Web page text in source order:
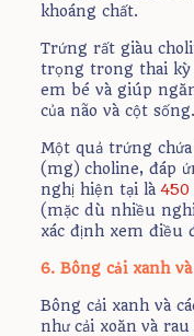
khoáng chất.
Trứng rất giàu
trọng trong thai kỳ
em bé và giúp
của não và cột sống.
Một quả trứng
(mg) choline, đáp
nghị hiện tại là 450
(mặc dù nhiều
xác định xem điều
6. Bông cải xanh
Bông cải xanh và
như cải xoăn và